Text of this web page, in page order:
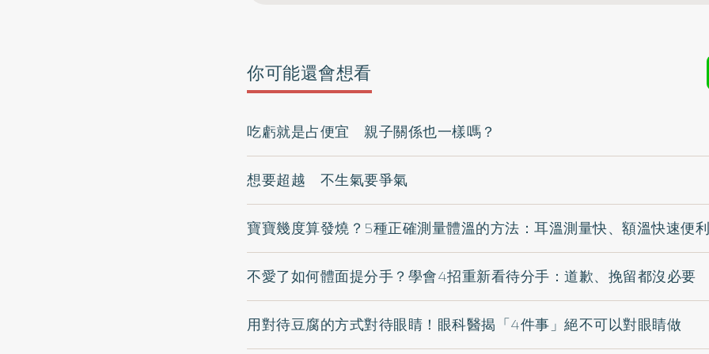
你可能還會想看
吃虧就是占便宜 親子關係也一樣嗎？
想要超越 不生氣要爭氣
寶寶幾度算發燒？5種正確測量體溫的方法：耳溫測量快、額溫快速便利
不愛了如何體面提分手？學會4招重新看待分手：道歉、挽留都沒必要
用對待豆腐的方式對待眼睛！眼科醫揭「4件事」絕不可以對眼睛做